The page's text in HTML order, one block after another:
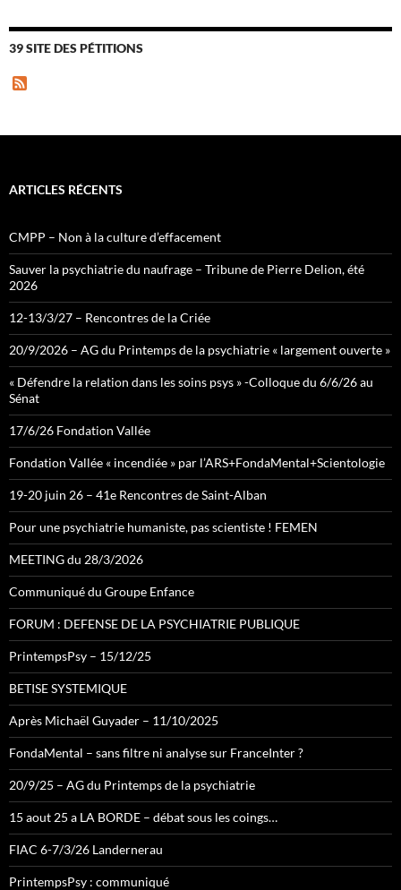
39 SITE DES PÉTITIONS
ARTICLES RÉCENTS
CMPP – Non à la culture d’effacement
Sauver la psychiatrie du naufrage – Tribune de Pierre Delion, été
2026
12-13/3/27 – Rencontres de la Criée
20/9/2026 – AG du Printemps de la psychiatrie « largement ouverte »
« Défendre la relation dans les soins psys » -Colloque du 6/6/26 au
Sénat
17/6/26 Fondation Vallée
Fondation Vallée « incendiée » par l’ARS+FondaMental+Scientologie
19-20 juin 26 – 41e Rencontres de Saint-Alban
Pour une psychiatrie humaniste, pas scientiste ! FEMEN
MEETING du 28/3/2026
Communiqué du Groupe Enfance
FORUM : DEFENSE DE LA PSYCHIATRIE PUBLIQUE
PrintempsPsy – 15/12/25
BETISE SYSTEMIQUE
Après Michaël Guyader – 11/10/2025
FondaMental – sans filtre ni analyse sur FranceInter ?
20/9/25 – AG du Printemps de la psychiatrie
15 aout 25 a LA BORDE – débat sous les coings…
FIAC 6-7/3/26 Landernerau
PrintempsPsy : communiqué